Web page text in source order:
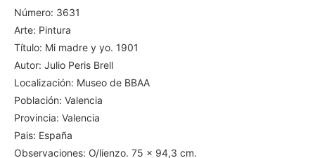
Número: 3631
Arte: Pintura
Título: Mi madre y yo. 1901
Autor: Julio Peris Brell
Localización: Museo de BBAA
Población: Valencia
Provincia: Valencia
Pais: España
Observaciones: O/lienzo. 75 x 94,3 cm.